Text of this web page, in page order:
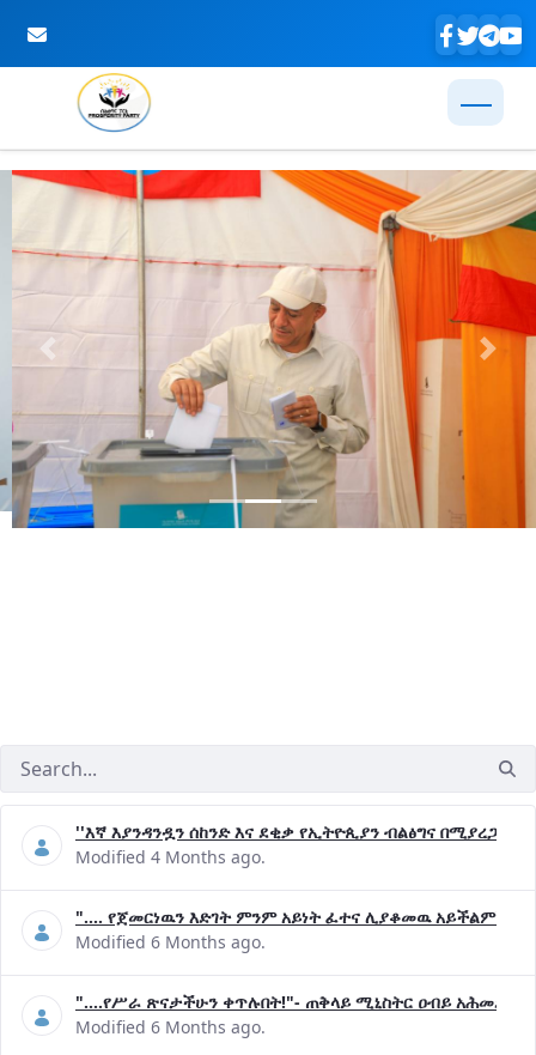
Skip to Main Content
Previous Next
''እኛ እያንዳንዷን ሰከንድ እና ደቂቃ የኢትዮጲያን ብልፅግና
Modified 4 Months ago.
".... የጀመርነዉን እድገት ምንም አይነት ፈተና ሊያቆመዉ አይችልም"-
Modified 6 Months ago.
"....የሥራ ጽናታችሁን ቀጥሉበት!"- ጠቅላይ ሚኒስትር ዐብይ አሕመድ (ዶ/
Modified 6 Months ago.